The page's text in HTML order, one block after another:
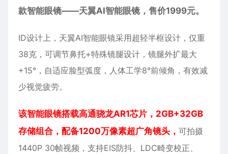
款智能眼镜——天翼AI智能眼镜，售价1999元。
ID设计上，天翼AI智能眼镜采用超轻半框设计，仅重
38克，可调节鼻托+特殊镜腿设计，镜腿外扩最大
+15°，自适应脸型弧度，人体工学8°前倾角，有效减
少视觉疲劳。
该智能眼镜搭载高通骁龙AR1芯片，2GB+32GB
存储组合，配备1200万像素超广角镜头， 可拍摄
1440P 30帧视频，支持EIS防抖、LDC畸变校正、